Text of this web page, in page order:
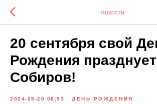
Новости
20 сентября свой
Рождения
Собиров!
2024-09-20 08:53 ДЕНЬ РОЖДЕНИЯ